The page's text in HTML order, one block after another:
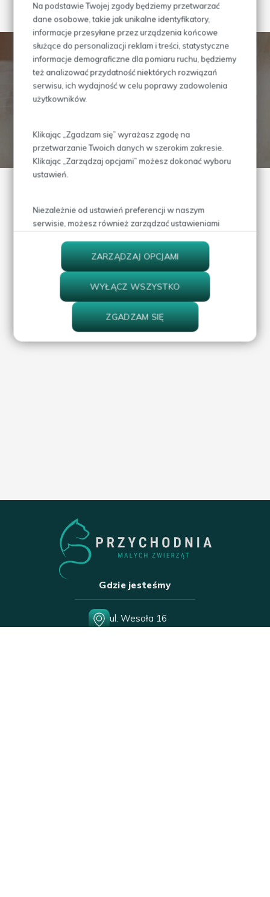
Na podstawie Twojej zgody będziemy przetwarzać
dane osobowe, takie jak unikalne identyfikatory,
informacje przesyłane przez urządzenia końcowe
służące do personalizacji reklam i treści, statystyczne
informacje demograficzne dla pomiaru ruchu, będziemy
też analizować przydatność niektórych rozwiązań
serwisu, ich wydajność w celu poprawy zadowolenia
użytkowników.
Klikając „Zgadzam się” wyrażasz zgodę na
przetwarzanie Twoich danych w szerokim zakresie.
Klikając „Zarządzaj opcjami” możesz dokonać wyboru
ustawień.
Niezależnie od ustawień preferencji w naszym
serwisie, możesz również zarządzać ustawieniami
przetwarzaniu danych znajdziesz w
ZARZĄDZAJ OPCJAMI
WYŁĄCZ WSZYSTKO
ZGADZAM SIĘ
Jeśli potrzebujesz umówić pupila na wizytę
Skontaktuj się z nami!
PRZEJDŹ DO KONTAKTU
Gdzie jesteśmy
ul. Wesoła 16